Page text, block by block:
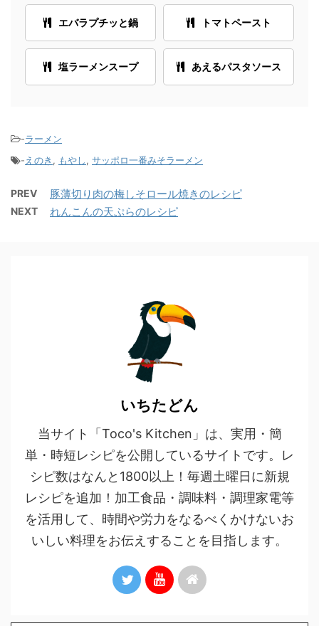
エバラプチッと鍋 トマトペースト
塩ラーメンスープ あえるパスタソース
-ラーメン
-えのき , もやし, サッポロ一番みそラーメン
PREV 豚薄切り肉の梅しそロール焼きのレシピ
NEXT れんこんの天ぷらのレシピ
いちたどん
当サイト「Toco's Kitchen」は、実用・簡
単・時短レシピを公開しているサイトです。レ
シピ数はなんと1800以上！毎週土曜日に新規
レシピを追加！加工食品・調味料・調理家電等
を活用して、時間や労力をなるべくかけないお
いしい料理をお伝えすることを目指します。